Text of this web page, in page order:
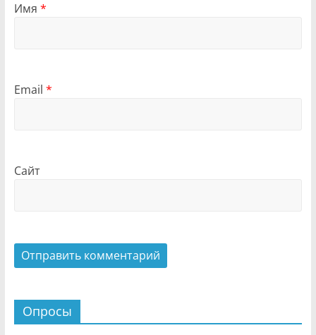
Имя *
Email *
Сайт
Опросы